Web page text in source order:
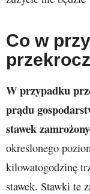
Co w
W przypadku
prądu
stawek
określonego
kilowatogodzinę
stawek. Stawki te